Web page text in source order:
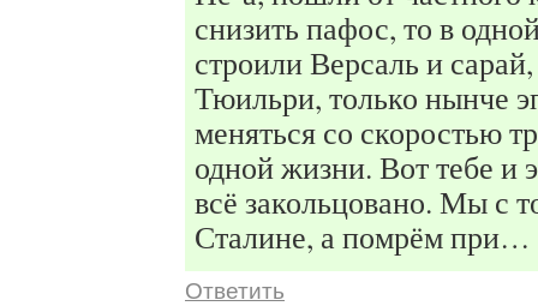
снизить пафос, то в
строили Версаль и
Тюильри, только нынче
меняться со скоростью
одной жизни. Вот тебе и
всё закольцовано. Мы с
Сталине, а помрём при…
Ответить